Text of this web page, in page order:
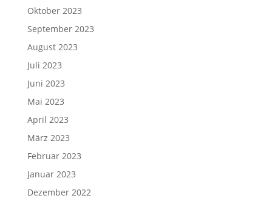
Oktober 2023
September 2023
August 2023
Juli 2023
Juni 2023
Mai 2023
April 2023
März 2023
Februar 2023
Januar 2023
Dezember 2022